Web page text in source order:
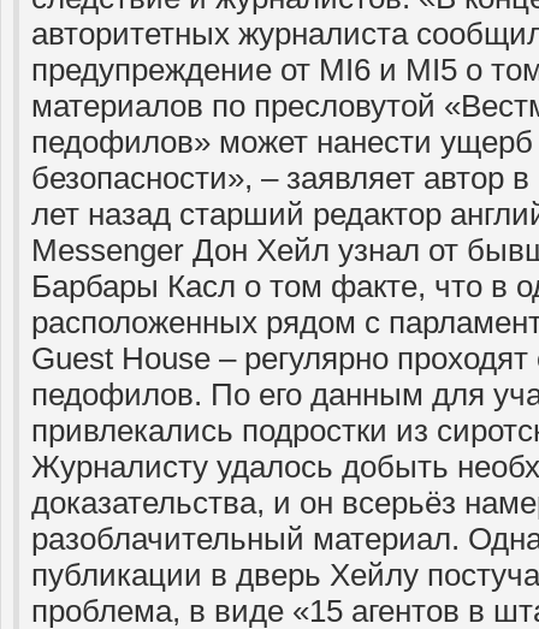
авторитетных журналиста
предупреждение от MI6 и MI5 о
материалов по пресловутой
педофилов» может нанести
безопасности», – заявляет автор
лет назад старший редактор
Messenger Дон Хейл узнал от
Барбары Касл о том факте, что в
расположенных рядом с
Guest House – регулярно проходят
педофилов. По его данным для
привлекались подростки из
Журналисту удалось добыть
доказательства, и он всерьёз
разоблачительный материал.
публикации в дверь Хейлу
проблема, в виде «15 агентов в